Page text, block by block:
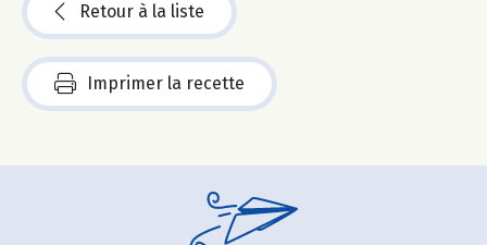
Retour à la liste
Imprimer la recette